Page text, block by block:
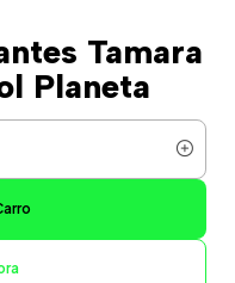
Tamara
Planeta